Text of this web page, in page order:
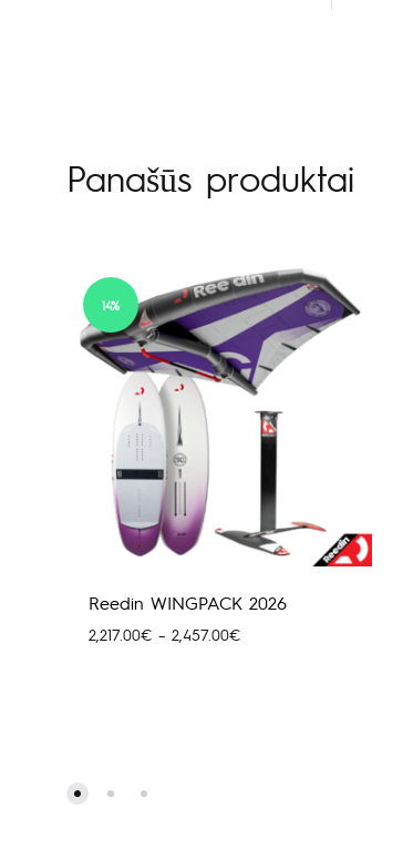
Panašūs produktai
14%
Reedin WINGPACK 2026
2,217.00€ – 2,457.00€Price